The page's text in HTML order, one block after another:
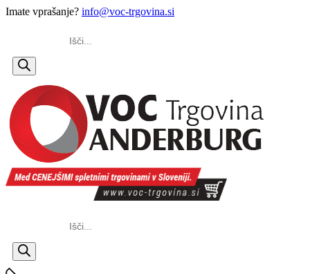
Imate vprašanje? info@voc-trgovina.si